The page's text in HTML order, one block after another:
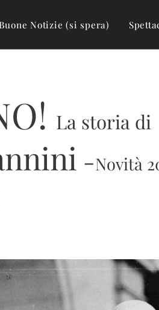
Notizie (si spera)
La storia di
-Novità